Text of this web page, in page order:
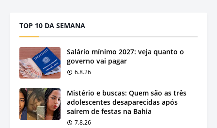
TOP 10 DA SEMANA
Salário mínimo 2027: veja quanto o
governo vai pagar
6.8.26
Mistério e buscas: Quem são as três
adolescentes desaparecidas após
saírem de festas na Bahia
7.8.26